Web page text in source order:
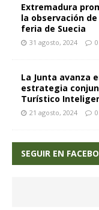
Extremadura
la observación
feria de Suecia
31 agosto, 2024 0
La Junta avanza
estrategia
Turístico
21 agosto, 2024 0
SEGUIR EN